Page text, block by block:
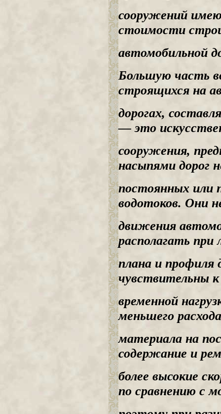
сооружений
стоимости
автомобильной
Большую часть
строящихся на
дорогах,
— это
сооружения,
насыпями дорог
постоянных или
водотоков. Они
движения
располагать
плана и профиля
чувствительны
временной
меньшего расхода
материала на
содержание и
более высокие
по сравнению с